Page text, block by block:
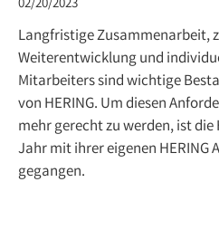
02/20/2023
Langfristige Zusammenarbeit,
Weiterentwicklung und
Mitarbeiters sind wichtige
von HERING. Um diesen
mehr gerecht zu werden, ist die
Jahr mit ihrer eigenen HERING
gegangen.